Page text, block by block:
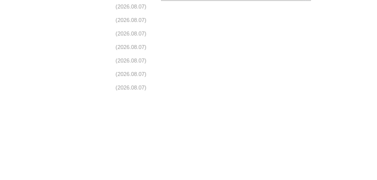
(2026.08.07)
(2026.08.07)
(2026.08.07)
(2026.08.07)
(2026.08.07)
(2026.08.07)
(2026.08.07)